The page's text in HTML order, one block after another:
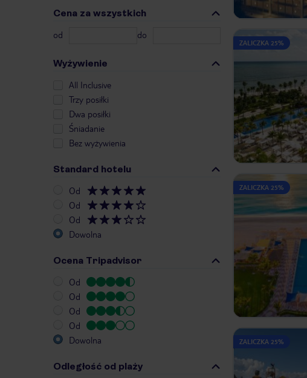
Cena za wszystkich
od do
Wyżywienie
All Inclusive
Trzy posiłki
Dwa posiłki
Śniadanie
Bez wyżywienia
Standard hotelu
Od
Od
Od
Dowolna
Ocena Tripadvisor
Od
Od
Od
Od
Dowolna
Odległość od plaży
ZALICZKA 25%
ZALICZKA 25%
ZALICZKA 25%